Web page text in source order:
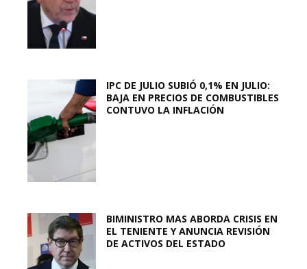
IPC DE JULIO SUBIÓ 0,1% EN JULIO:
BAJA EN PRECIOS DE COMBUSTIBLES
CONTUVO LA INFLACIÓN
BIMINISTRO MAS ABORDA CRISIS EN
EL TENIENTE Y ANUNCIA REVISIÓN
DE ACTIVOS DEL ESTADO